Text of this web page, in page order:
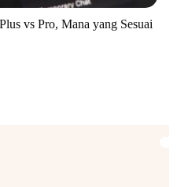
vs Pro, Mana yang Sesuai